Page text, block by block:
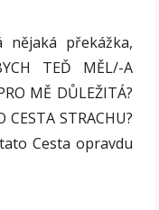
překážka,
TEĎ MĚL/-A
MĚ DŮLEŽITÁ?
CESTA STRACHU?
Cesta opravdu